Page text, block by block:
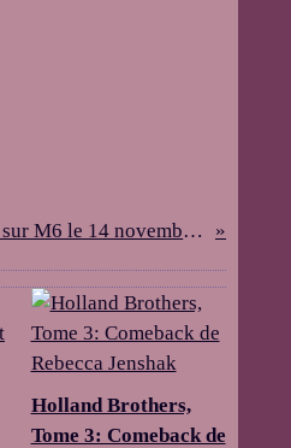
Twilight - Fascination sur M6 le 14 novembre : Affiches et Spot TV
Holland Brothers,
Tome 3: Comeback de